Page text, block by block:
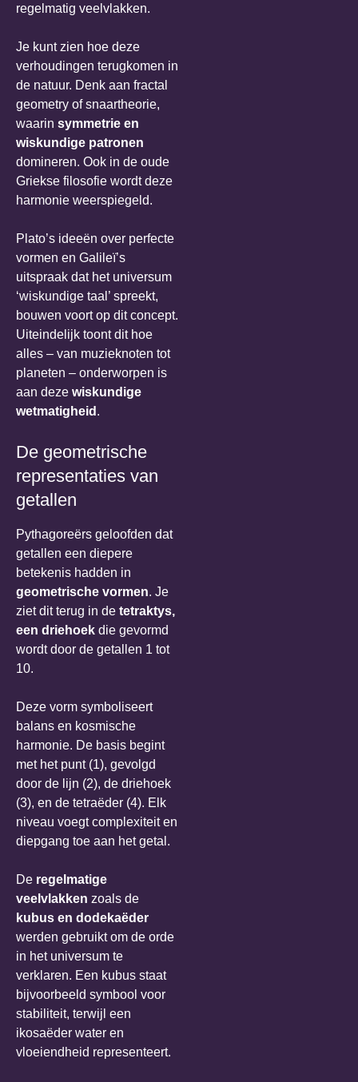
regelmatig veelvlakken.
Je kunt zien hoe deze
verhoudingen terugkomen in
de natuur. Denk aan fractal
geometry of snaartheorie,
waarin symmetrie en
wiskundige patronen
domineren. Ook in de oude
Griekse filosofie wordt deze
harmonie weerspiegeld.
Plato’s ideeën over perfecte
vormen en Galileï’s
uitspraak dat het universum
‘wiskundige taal’ spreekt,
bouwen voort op dit concept.
Uiteindelijk toont dit hoe
alles – van muzieknoten tot
planeten – onderworpen is
aan deze wiskundige
wetmatigheid .
De geometrische
representaties van
getallen
Pythagoreërs geloofden dat
getallen een diepere
betekenis hadden in
geometrische vormen. Je
ziet dit terug in de tetraktys,
een driehoek die gevormd
wordt door de getallen 1 tot
10.
Deze vorm symboliseert
balans en kosmische
harmonie. De basis begint
met het punt (1), gevolgd
door de lijn (2), de driehoek
(3), en de tetraëder (4). Elk
niveau voegt complexiteit en
diepgang toe aan het getal.
De regelmatige
veelvlakken zoals de
kubus en dodekaëder
werden gebruikt om de orde
in het universum te
verklaren. Een kubus staat
bijvoorbeeld symbool voor
stabiliteit, terwijl een
ikosaëder water en
vloeiendheid representeert.